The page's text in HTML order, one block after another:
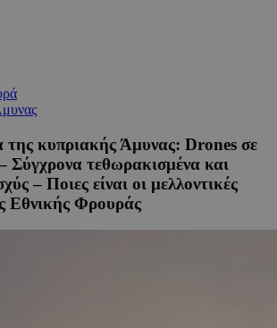
της κυπριακής Άμυνας: Drones σε
Σύγχρονα τεθωρακισμένα και
– Ποιες είναι οι μελλοντικές
Εθνικής Φρουράς